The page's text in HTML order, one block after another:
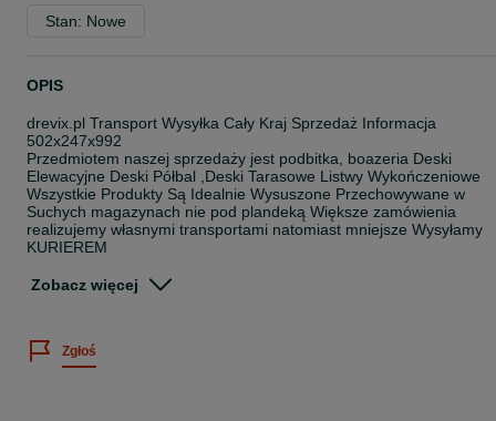
Stan: Nowe
OPIS
drevix.pl Transport Wysyłka Cały Kraj Sprzedaż Informacja
502x247x992
Przedmiotem naszej sprzedaży jest podbitka, boazeria Deski
Elewacyjne Deski Półbal ,Deski Tarasowe Listwy Wykończeniowe
Wszystkie Produkty Są Idealnie Wysuszone Przechowywane w
Suchych magazynach nie pod plandeką Większe zamówienia
realizujemy własnymi transportami natomiast mniejsze Wysyłamy
KURIEREM
Gr 11mm szer9,6 długość 2 , 2,5mb/3mb Idealnie nadaje się na
Gr. 2 cm szer. 13 cm długość 3m/4m
Gr.2.2 cm szer 12cm dłg 4 mb dwustronna profil Softline
Zobacz więcej
Zgłoś